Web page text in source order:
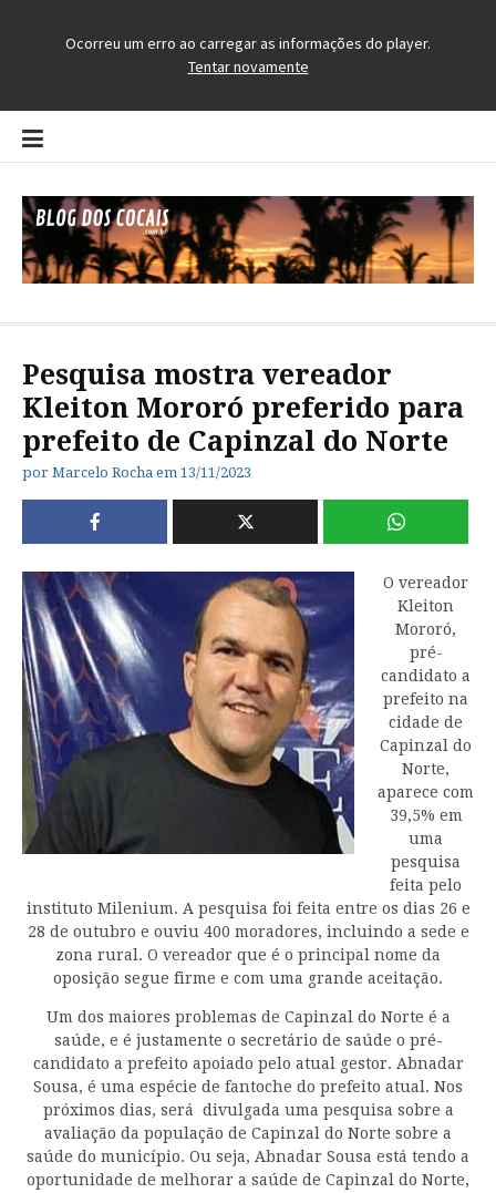
Pular
para
conteúdo
Pesquisa mostra vereador
Kleiton Mororó preferido para
prefeito de Capinzal do Norte
por Marcelo Rocha em 13/11/2023
O vereador
Kleiton
Mororó,
pré-
candidato a
prefeito na
cidade de
Capinzal do
Norte,
aparece com
39,5% em
uma
pesquisa
feita pelo
instituto Milenium. A pesquisa foi feita entre os dias 26 e
28 de outubro e ouviu 400 moradores, incluindo a sede e
zona rural. O vereador que é o principal nome da
oposição segue firme e com uma grande aceitação.
Um dos maiores problemas de Capinzal do Norte é a
saúde, e é justamente o secretário de saúde o pré-
candidato a prefeito apoiado pelo atual gestor. Abnadar
Sousa, é uma espécie de fantoche do prefeito atual. Nos
próximos dias, será divulgada uma pesquisa sobre a
avaliação da população de Capinzal do Norte sobre a
saúde do município. Ou seja, Abnadar Sousa está tendo a
oportunidade de melhorar a saúde de Capinzal do Norte,